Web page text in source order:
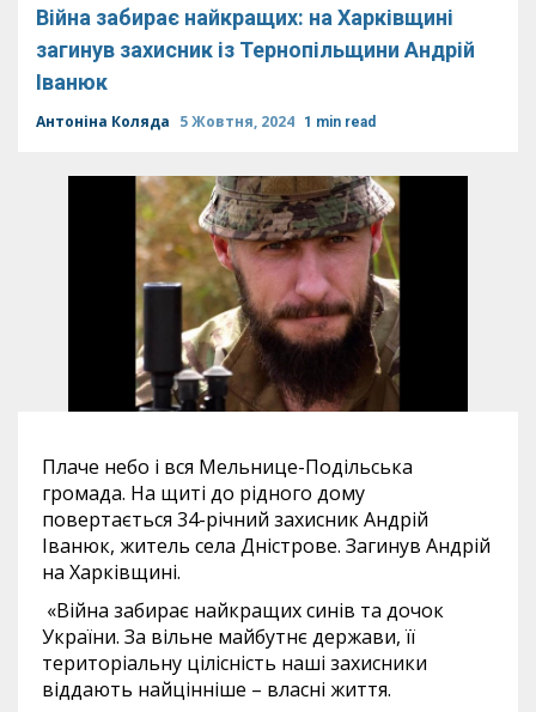
Війна забирає найкращих: на Харківщині
загинув захисник із Тернопільщини Андрій
Іванюк
Антоніна Коляда 5 Жовтня, 2024 1 min read
Плаче небо і вся Мельнице-Подільська
громада. На щиті до рідного дому
повертається 34-річний захисник Андрій
Іванюк, житель села Дністрове. Загинув Андрій
на Харківщині.
«Війна забирає найкращих синів та дочок
України. За вільне майбутнє держави, її
територіальну цілісність наші захисники
віддають найцінніше – власні життя.